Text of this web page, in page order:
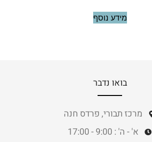
מידע נוסף
בואו נדבר
מרכז תבורי, פרדס חנה
א' - ה' : 9:00 - 17:00